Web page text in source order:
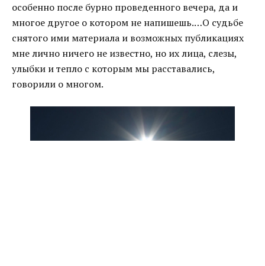
особенно после бурно проведенного вечера, да и
многое другое о котором не напишешь.…О судьбе
снятого ими материала и возможных публикациях
мне лично ничего не известно, но их лица, слезы,
улыбки и тепло с которым мы расставались,
говорили о многом.